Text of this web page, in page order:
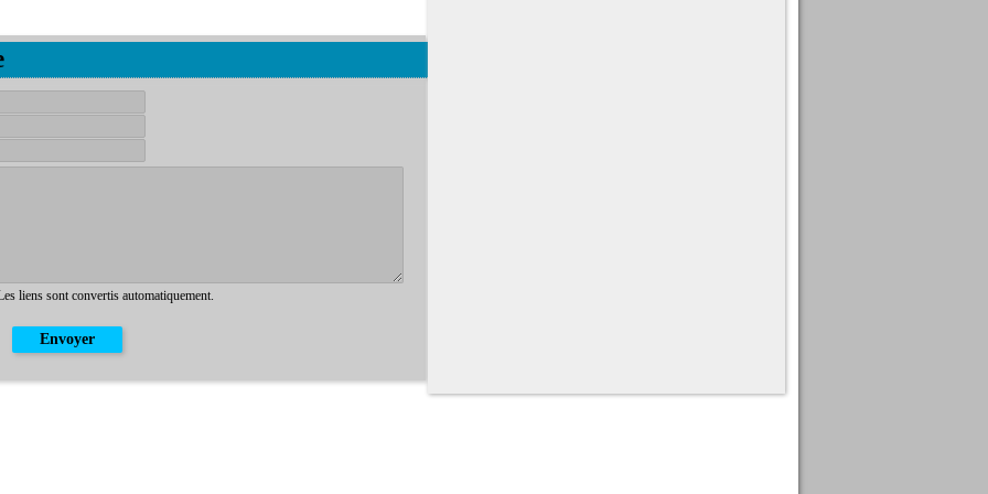
liens sont convertis automatiquement.